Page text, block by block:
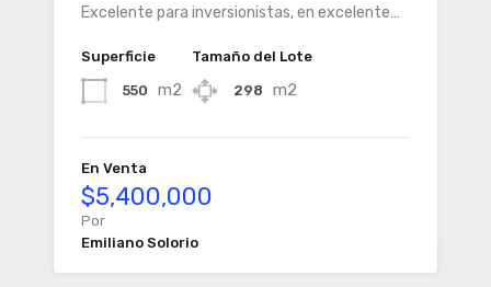
Excelente para inversionistas, en excelente…
Superficie
550 m2
Tamaño del Lote
298 m2
En Venta
$5,400,000
Por
Emiliano Solorio